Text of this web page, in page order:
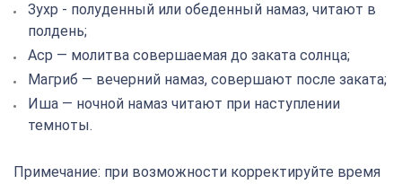
Зухр - полуденный или обеденный намаз, читают в
полдень;
Аср — молитва совершаемая до заката солнца;
Магриб — вечерний намаз, совершают после заката;
Иша — ночной намаз читают при наступлении
темноты.
Примечание: при возможности корректируйте время